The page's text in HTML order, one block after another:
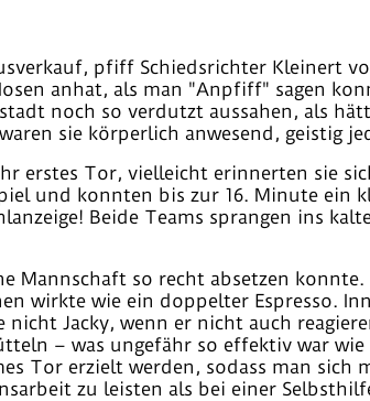
pfiff Schiedsrichter Kleinert
anhat, als man "Anpfiff" sagen
noch so verdutzt aussahen, als
sie körperlich anwesend, geistig
erstes Tor, vielleicht erinnerten sie
und konnten bis zur 16. Minute ein
Beide Teams sprangen ins
Mannschaft so recht absetzen
wirkte wie ein doppelter Espresso.
Jacky, wenn er nicht auch
– was ungefähr so effektiv war wie
Tor erzielt werden, sodass man sich
zu leisten als bei einer